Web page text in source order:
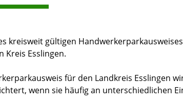
kreisweit gültigen
Kreis Esslingen.
für den Landkreis Esslingen
wenn sie häufig an unterschiedlichen